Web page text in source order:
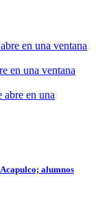
en una ventana
en una ventana
en una
alumnos